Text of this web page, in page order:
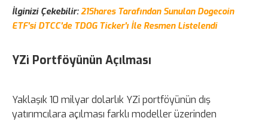
İlginizi Çekebilir:21Shares Tarafından Sunulan Dogecoin
ETF'si DTCC'de TDOG Ticker'ı İle Resmen Listelendi
YZi Portföyünün Açılması
Yaklaşık 10 milyar dolarlık YZi portföyünün dış
yatırımcılara açılması farklı modeller üzerinden